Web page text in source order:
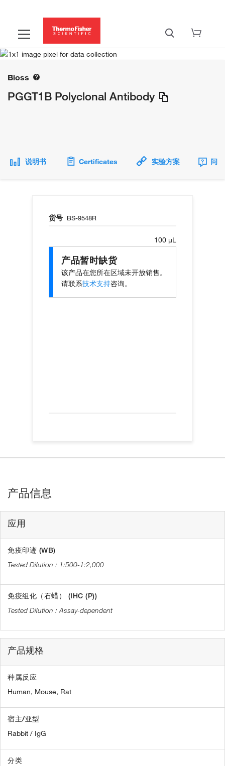
Bioss
PGGT1B Polyclonal Antibody
说明书 Certificates 实验方案 问
货号 BS-9548R
100 µL
产品暂时缺货
该产品在您所在区域未开放销售。
请联系技术支持咨询。
产品信息
应用
免疫印迹 (WB)
1:500-1:2,000
免疫组化（石蜡） (IHC (P))
Assay-dependent
产品规格
种属反应
Human, Mouse, Rat
宿主/亚型
Rabbit / IgG
分类